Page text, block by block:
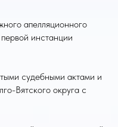
апелляционного
инстанции
судебными актами и
Вятского округа с